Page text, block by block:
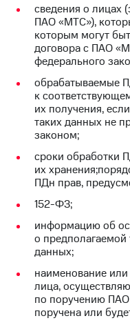
сведения о лицах
ПАО «МТС»),
которым могут
договора с ПАО
федерального
обрабатываемые
к
их получения,
таких данных не
законом;
сроки обработки
их
ПДн прав,
152-ФЗ;
информацию об
о предполагаемой
данных;
наименование
лица,
по поручению
поручена или